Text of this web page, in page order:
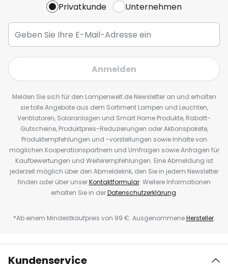
Privatkunde Unternehmen
Anmelden
Melden Sie sich für den Lampenwelt.de Newsletter an und erhalten
sie tolle Angebote aus dem Sortiment Lampen und Leuchten,
Ventilatoren, Solaranlagen und Smart Home Produkte, Rabatt-
Gutscheine, Produktpreis-Reduzierungen oder Aktionspakete,
Produktempfehlungen und -vorstellungen sowie Inhalte von
möglichen Kooperationspartnern und Umfragen sowie Anfragen für
Kaufbewertungen und Weiterempfehlungen. Eine Abmeldung ist
jederzeit möglich über den Abmeldelink, den Sie in jedem Newsletter
finden oder über unserKontaktformular. Weitere Informationen
erhalten Sie in derDatenschutzerklärung.
*Ab einem Mindestkaufpreis von 99 €. AusgenommeneHersteller.
Kundenservice